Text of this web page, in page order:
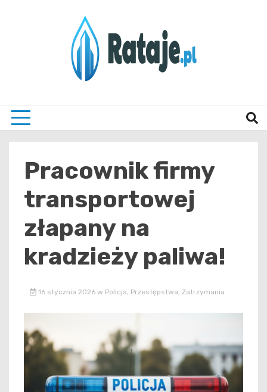
Pracownik firmy
transportowej
złapany na
kradzieży paliwa!
16 stycznia 2026 w Policja, Przestępstwa, Zatrzymania